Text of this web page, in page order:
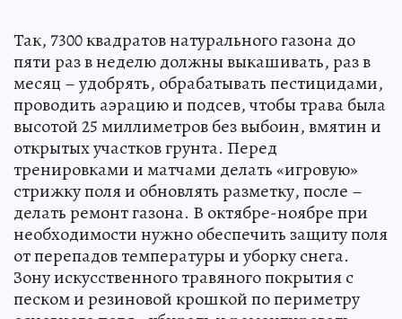
Так, 7300 квадратов натурального газона до
пяти раз в неделю должны выкашивать, раз в
месяц – удобрять, обрабатывать пестицидами,
проводить аэрацию и подсев, чтобы трава была
высотой 25 миллиметров без выбоин, вмятин и
открытых участков грунта. Перед
тренировками и матчами делать «игровую»
стрижку поля и обновлять разметку, после –
делать ремонт газона. В октябре-ноябре при
необходимости нужно обеспечить защиту поля
от перепадов температуры и уборку снега.
Зону искусственного травяного покрытия с
песком и резиновой крошкой по периметру